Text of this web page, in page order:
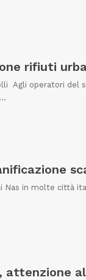
rifiuti
Agli operatori
in molte città
attenzione